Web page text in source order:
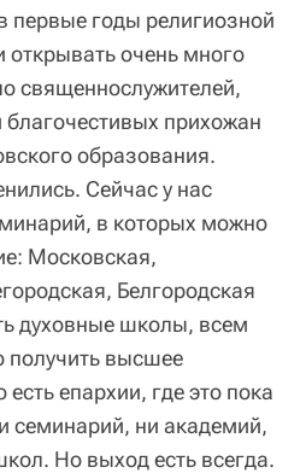
первые годы религиозной
открывать очень много
священнослужителей,
благочестивых прихожан
образования.
Сейчас у нас
в которых можно
Московская,
Белгородская
духовные школы, всем
высшее
епархии, где это пока
семинарий, ни академий,
Но выход есть всегда.